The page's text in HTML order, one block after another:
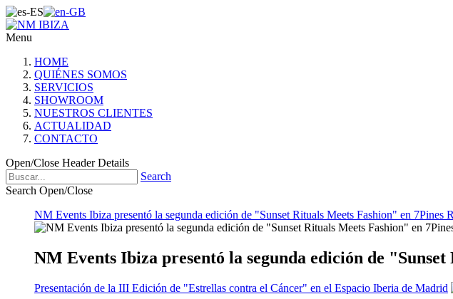
Menu
HOME
QUIÉNES SOMOS
SERVICIOS
SHOWROOM
NUESTROS CLIENTES
ACTUALIDAD
CONTACTO
Open/Close Header Details
Search
Search Open/Close
NM Events Ibiza presentó la segunda edición de "Sunset Rituals Meets Fashion" en 7Pines
NM Events Ibiza presentó la segunda edición de
Presentación de la III Edición de "Estrellas contra el Cáncer" en el Espacio Iberia de Madrid